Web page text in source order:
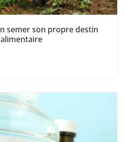
semer son propre destin